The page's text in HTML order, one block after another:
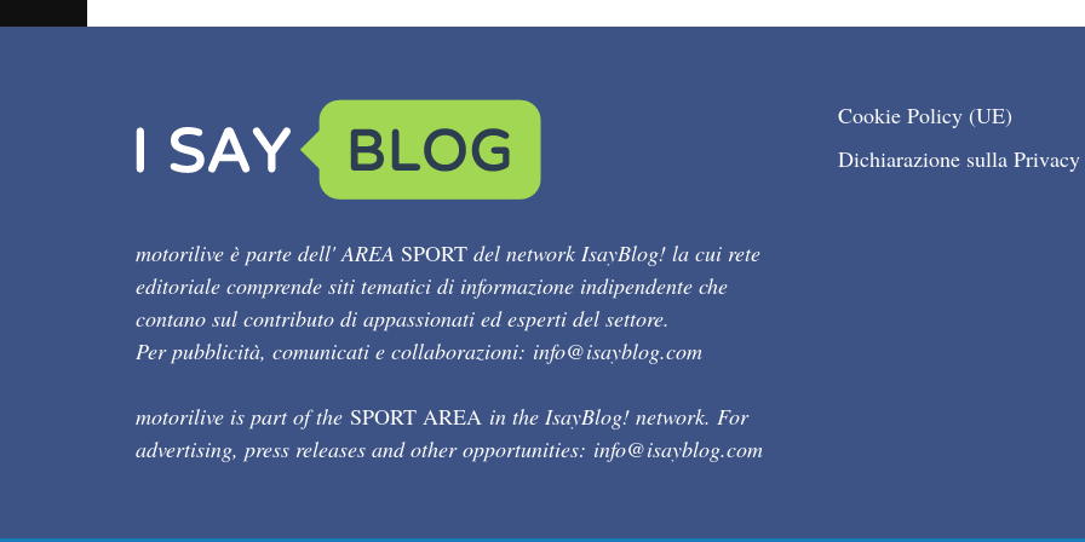
motorilive è parte dell' AREA SPORT del network IsayBlog! la cui rete
editoriale comprende siti tematici di informazione indipendente che
contano sul contributo di appassionati ed esperti del settore.
Per pubblicità, comunicati e collaborazioni: info@isayblog.com
motorilive is part of the SPORT AREA in the IsayBlog! network. For
advertising, press releases and other opportunities: info@isayblog.com
Cookie Policy (UE)
Dichiarazione sulla